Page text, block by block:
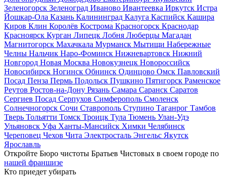
Зеленогорск Зеленоград Иваново Ивантеевка Иркутск Истра
Йошкар-Ола Казань Калининград Калуга Каспийск Кашира
Киров Клин Королёв Кострома Красногорск Краснодар
Красноярск Курган Липецк Лобня Люберцы Магадан
Магнитогорск Махачкала Мурманск Мытищи Набережные
Челны Нальчик Наро-Фоминск Нижневартовск Нижний
Новгород Новая Москва Новокузнецк Новороссийск
Новосибирск Ногинск Обнинск Одинцово Омск Павловский
Посад Пенза Пермь Подольск Пушкино Пятигорск Раменское
Реутов Ростов-на-Дону Рязань Самара Саранск Саратов
Сергиев Посад Серпухов Симферополь Смоленск
Солнечногорск Сочи Ставрополь Ступино Таганрог Тамбов
Тверь Тольятти Томск Троицк Тула Тюмень Улан-Удэ
Ульяновск Уфа Ханты-Мансийск Химки Челябинск
Череповец Чехов Чита Электросталь Энгельс Якутск
Ярославль
Откройте Бюро чистоты Братьев Чистовых в своем городе по
нашей франшизе
Кто приедет убирать